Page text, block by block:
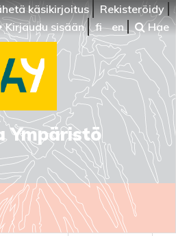
käsikirjoitus
Rekisteröidy
Kirjaudu sisään
fi en Hae
Ympäristö